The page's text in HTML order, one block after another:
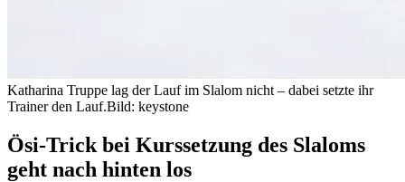
Katharina Truppe lag der Lauf im Slalom nicht – dabei setzte ihr
Trainer den Lauf.Bild: keystone
Ösi-Trick bei Kurssetzung des Slaloms
geht nach hinten los